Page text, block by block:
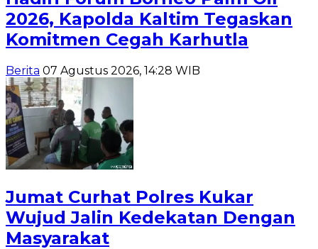
2026, Kapolda Kaltim Tegaskan
Komitmen Cegah Karhutla
Berita 07 Agustus 2026, 14:28 WIB
Jumat Curhat Polres Kukar
Wujud Jalin Kedekatan Dengan
Masyarakat